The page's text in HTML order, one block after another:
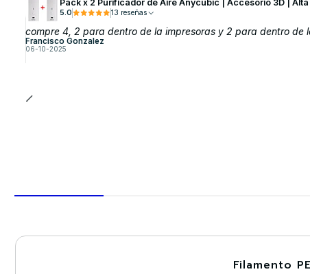
Pack x 2 Purificador de Aire Anycubic | Accesorio 3D |
5.0 13 reseñas
compre 4, 2 para dentro de la impresoras y 2 para dentro de
Francisco Gonzalez
06-10-2025
Filamento